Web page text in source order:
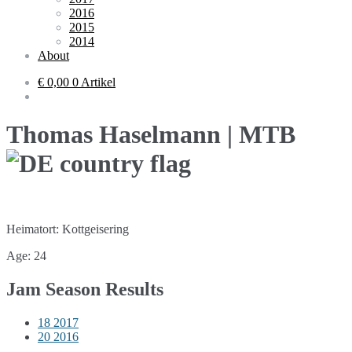
2016
2015
2014
About
€ 0,00 0 Artikel
Thomas Haselmann | MTB
Heimatort: Kottgeisering
Age: 24
Jam Season Results
18 2017
20 2016